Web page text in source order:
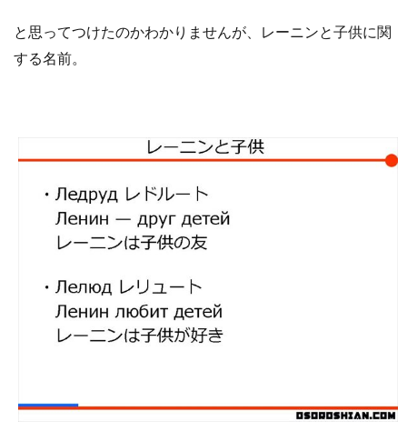
と思ってつけたのかわかりませんが、レーニンと子供に関
する名前。